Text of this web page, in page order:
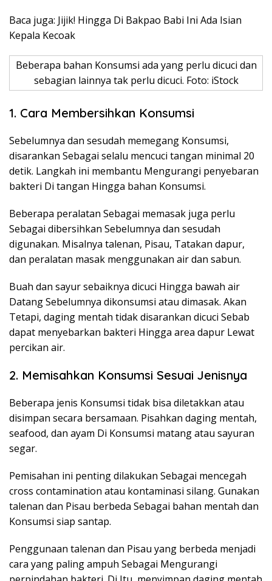
Baca juga: Jijik! Hingga Di Bakpao Babi Ini Ada Isian
Kepala Kecoak
Beberapa bahan Konsumsi ada yang perlu dicuci dan
sebagian lainnya tak perlu dicuci. Foto: iStock
1. Cara Membersihkan Konsumsi
Sebelumnya dan sesudah memegang Konsumsi,
disarankan Sebagai selalu mencuci tangan minimal 20
detik. Langkah ini membantu Mengurangi penyebaran
bakteri Di tangan Hingga bahan Konsumsi.
Beberapa peralatan Sebagai memasak juga perlu
Sebagai dibersihkan Sebelumnya dan sesudah
digunakan. Misalnya talenan, Pisau, Tatakan dapur,
dan peralatan masak menggunakan air dan sabun.
Buah dan sayur sebaiknya dicuci Hingga bawah air
Datang Sebelumnya dikonsumsi atau dimasak. Akan
Tetapi, daging mentah tidak disarankan dicuci Sebab
dapat menyebarkan bakteri Hingga area dapur Lewat
percikan air.
2. Memisahkan Konsumsi Sesuai Jenisnya
Beberapa jenis Konsumsi tidak bisa diletakkan atau
disimpan secara bersamaan. Pisahkan daging mentah,
seafood, dan ayam Di Konsumsi matang atau sayuran
segar.
Pemisahan ini penting dilakukan Sebagai mencegah
cross contamination atau kontaminasi silang. Gunakan
talenan dan Pisau berbeda Sebagai bahan mentah dan
Konsumsi siap santap.
Penggunaan talenan dan Pisau yang berbeda menjadi
cara yang paling ampuh Sebagai Mengurangi